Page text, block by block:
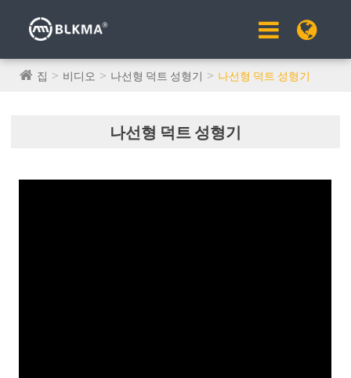
집 비디오 나선형 덕트 성형기 나선형 덕트 성형기
나선형 덕트 성형기